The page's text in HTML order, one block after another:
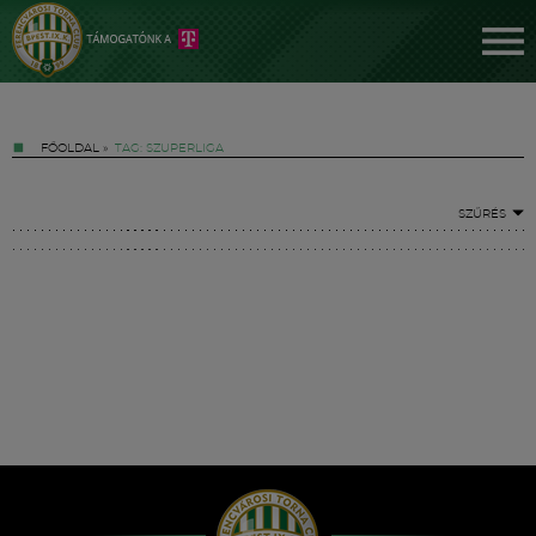
FŐOLDAL » TAG: SZUPERLIGA
SZŰRÉS
Hírek